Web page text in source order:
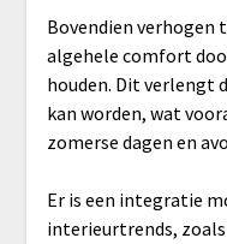
Bovendien
algehele comfort
houden. Dit verlengt
kan worden, wat
zomerse dagen en
Er is een integratie
interieurtrends,